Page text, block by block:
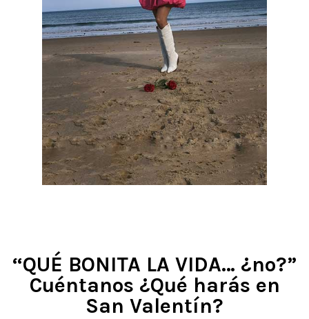
“QUÉ BONITA LA VIDA… ¿no?”
Cuéntanos ¿Qué harás en
San Valentín?